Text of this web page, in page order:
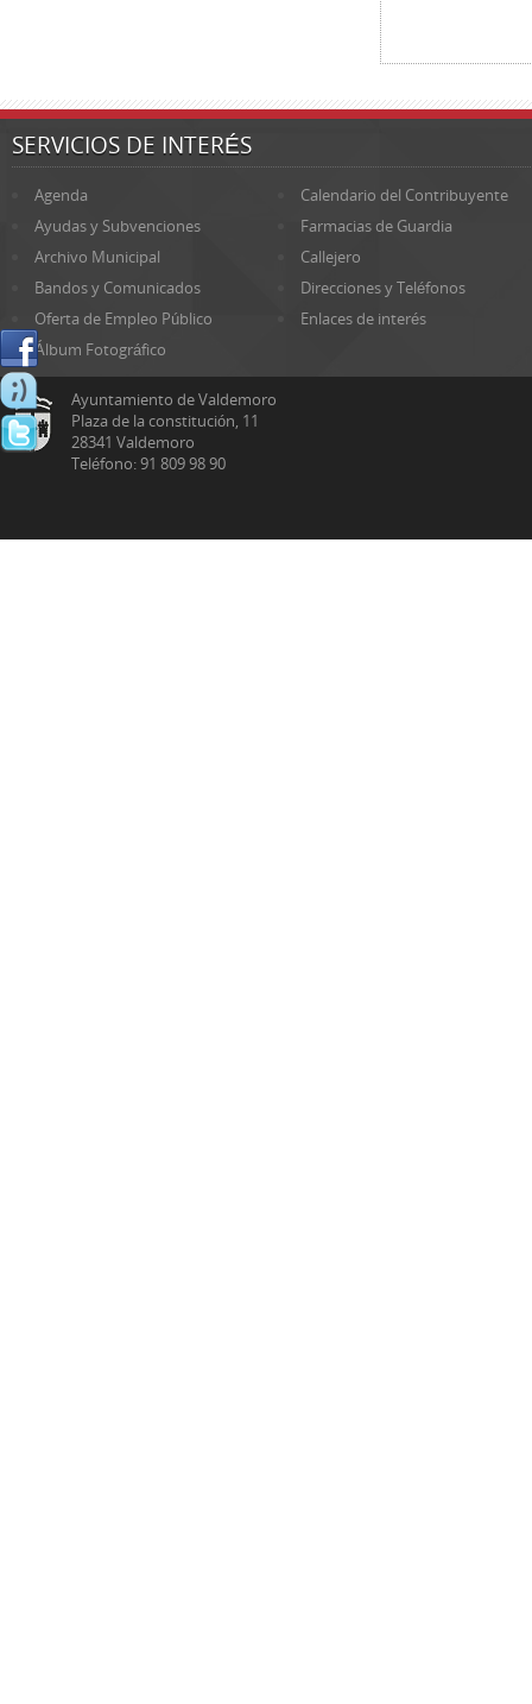
SERVICIOS DE INTERÉS
Agenda
Calendario del Contribuyente
Ayudas y Subvenciones
Farmacias de Guardia
Archivo Municipal
Callejero
Bandos y Comunicados
Direcciones y Teléfonos
Oferta de Empleo Público
Enlaces de interés
Álbum Fotográfico
Ayuntamiento de Valdemoro
Plaza de la constitución, 11
28341 Valdemoro
Teléfono: 91 809 98 90